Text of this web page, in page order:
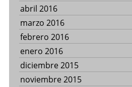
abril 2016
marzo 2016
febrero 2016
enero 2016
diciembre 2015
noviembre 2015